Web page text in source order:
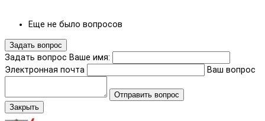
Еще не было вопросов
Задать вопрос
Задать вопрос Ваше имя:
Электронная почта
Ваш вопрос
Отправить вопрос
Закрыть